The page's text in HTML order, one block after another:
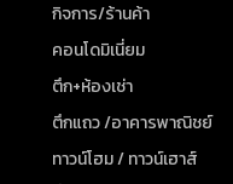
กิจการ/ร้านค้า
คอนโดมิเนี่ยม
ตึก+ห้องเช่า
ตึกแถว /อาคารพาณิชย์
ทาวน์โฮม / ทาวน์เฮาส์